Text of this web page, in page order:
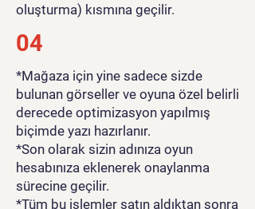
oluşturma) kısmına geçilir.
04
*Mağaza için yine sadece sizde
bulunan görseller ve oyuna özel belirli
derecede optimizasyon yapılmış
biçimde yazı hazırlanır.
*Son olarak sizin adınıza oyun
hesabınıza eklenerek onaylanma
sürecine geçilir.
*Tüm bu işlemler satın aldıktan sonra